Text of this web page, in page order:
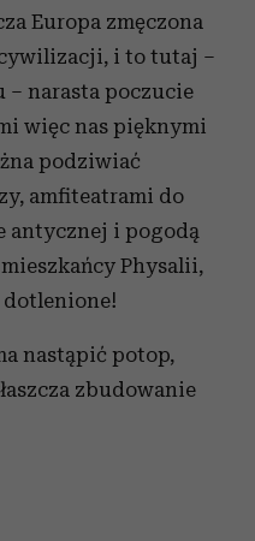
Europa zmęczona
i to tutaj –
– narasta poczucie
więc nas pięknymi
podziwiać
amfiteatrami do
antycznej i pogodą
Physalii,
nastąpić potop,
zbudowanie